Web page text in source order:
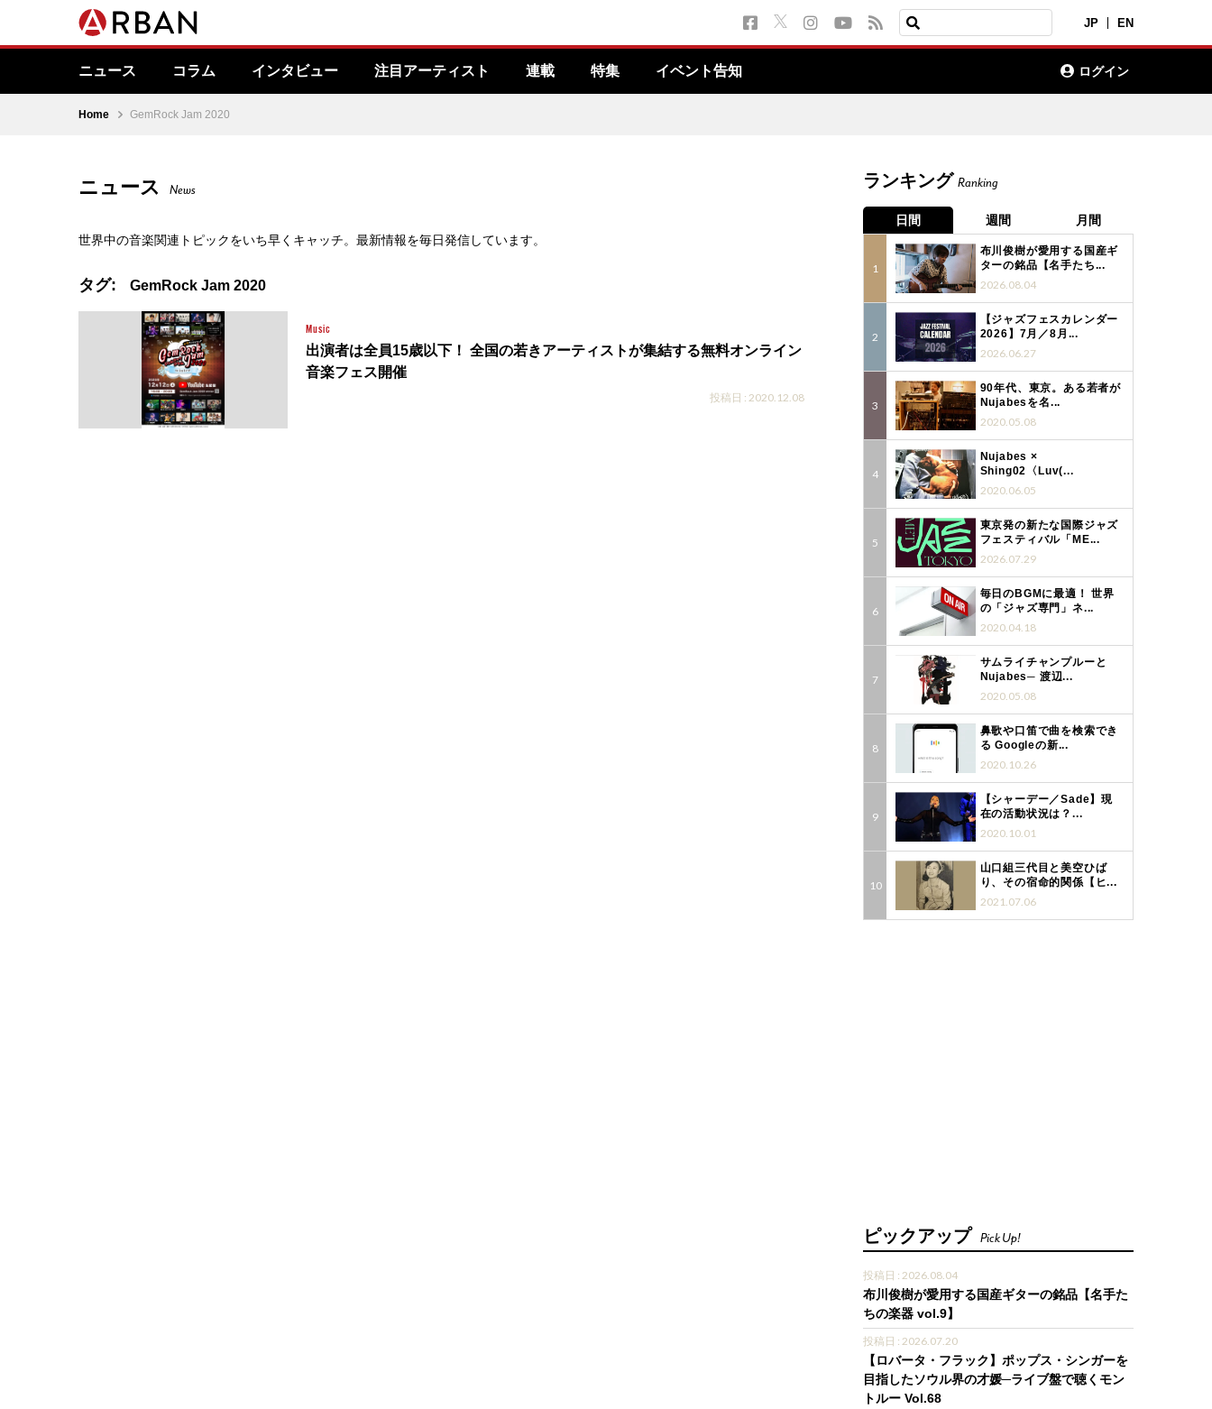
JP EN
ニュース コラム インタビュー 注目アーティスト 連載 特集 イベント告知 ログイン
Home GemRock Jam 2020
ニュース News
世界中の音楽関連トピックをいち早くキャッチ。最新情報を毎日発信しています。
タグ: GemRock Jam 2020
Music
出演者は全員15歳以下！ 全国の若きアーティストが集結する無料オンライン
音楽フェス開催
投稿日 : 2020.12.08
ランキング Ranking
日間 週間 月間
布川俊樹が愛用する国産ギ
ターの銘品【名手たち...
2026.08.04
【ジャズフェスカレンダー
2026】7月／8月...
2026.06.27
90年代、東京。ある若者が
Nujabesを名...
2020.05.08
Nujabes ×
Shing02〈Luv(...
2020.06.05
東京発の新たな国際ジャズ
フェスティバル「ME...
2026.07.29
毎日のBGMに最適！ 世界
の「ジャズ専門」ネ...
2020.04.18
サムライチャンプルーと
Nujabes─ 渡辺...
2020.05.08
鼻歌や口笛で曲を検索でき
る Googleの新...
2020.10.26
【シャーデー／Sade】現
在の活動状況は？...
2020.10.01
山口組三代目と美空ひば
り、その宿命的関係【ヒ...
2021.07.06
ピックアップ Pick Up!
投稿日 : 2026.08.04
布川俊樹が愛用する国産ギターの銘品【名手た
ちの楽器 vol.9】
投稿日 : 2026.07.20
【ロバータ・フラック】ポップス・シンガーを
目指したソウル界の才媛─ライブ盤で聴くモン
トルー Vol.68